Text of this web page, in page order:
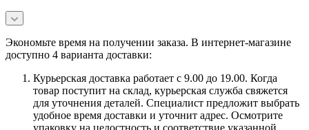
Экономьте время на получении заказа. В интернет-магазине
доступно 4 варианта доставки:
Курьерская доставка работает с 9.00 до 19.00. Когда
товар поступит на склад, курьерская служба свяжется
для уточнения деталей. Специалист предложит выбрать
удобное время доставки и уточнит адрес. Осмотрите
упаковку на целостность и соответствие указанной